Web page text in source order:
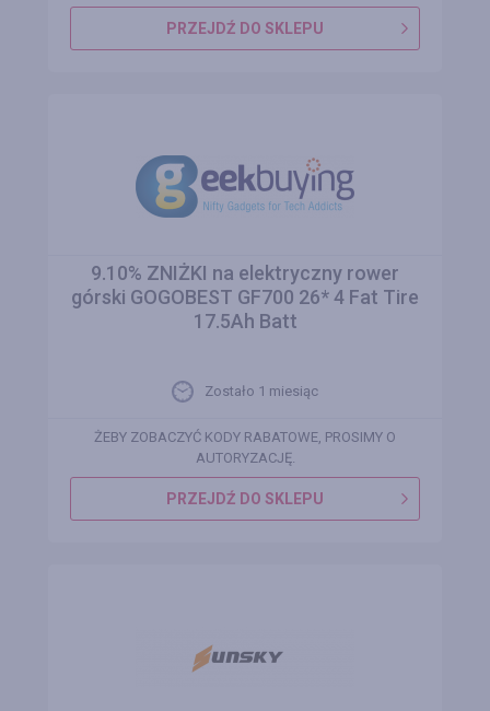
PRZEJDŹ DO SKLEPU
9.10% ZNIŻKI na elektryczny rower
górski GOGOBEST GF700 26* 4 Fat Tire
17.5Ah Batt
Zostało 1 miesiąc
ŻEBY ZOBACZYĆ KODY RABATOWE, PROSIMY O
AUTORYZACJĘ.
PRZEJDŹ DO SKLEPU